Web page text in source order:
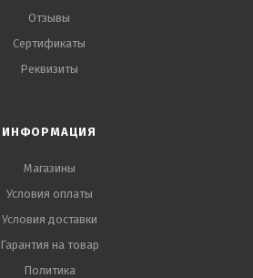
Отзывы
Сертификаты
Реквизиты
ИНФОРМАЦИЯ
Магазины
Условия оплаты
Условия доставки
Гарантия на товар
Политика